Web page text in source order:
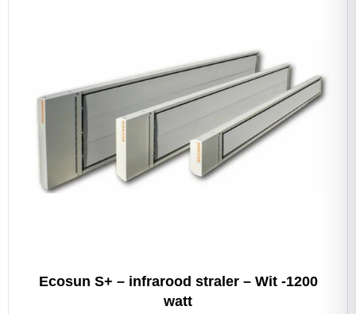
Ecosun S+ – infrarood straler – Wit -1200
watt